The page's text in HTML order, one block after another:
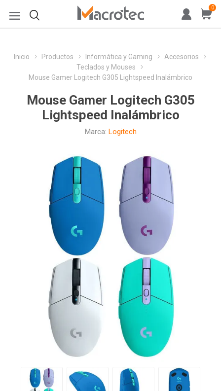
0
Inicio Productos Informática y Gaming
Accesorios
Teclados y Mouses
Mouse Gamer Logitech G305 Lightspeed Inalámbrico
Mouse Gamer Logitech G305
Lightspeed Inalámbrico
Marca: Logitech